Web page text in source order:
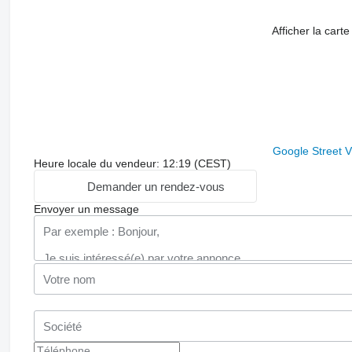
Afficher la carte
Google Street
Heure locale du vendeur: 12:19 (CEST)
Demander un rendez-vous
Envoyer un message